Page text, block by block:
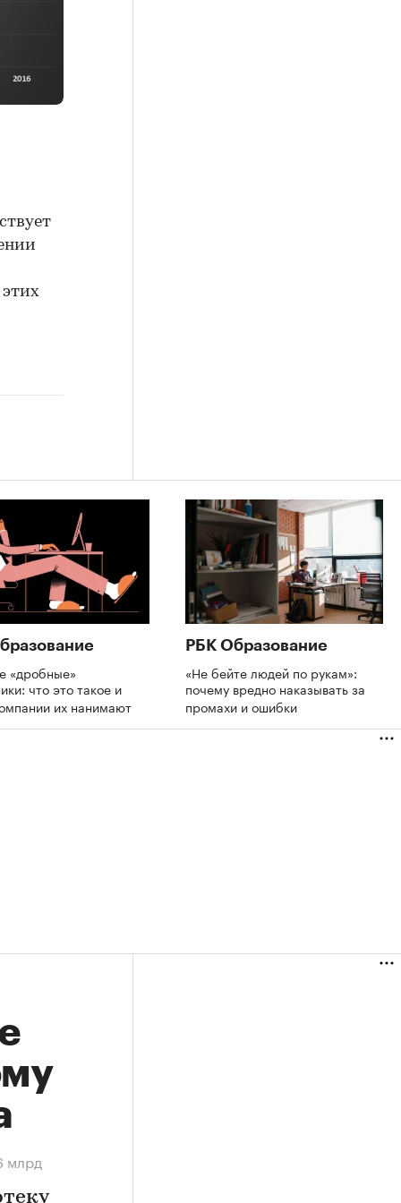
«дробные»
что это такое и
их нанимают
РБК Образование
«Не бейте людей по рукам»:
почему вредно наказывать за
промахи и ошибки
млрд